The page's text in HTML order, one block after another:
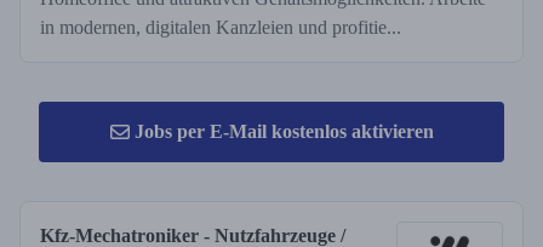
in modernen, digitalen Kanzleien und profitie...
Jobs per E-Mail kostenlos aktivieren
Kfz-Mechatroniker - Nutzfahrzeuge /